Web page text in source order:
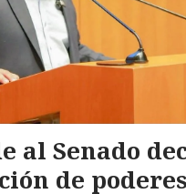
al Senado
de